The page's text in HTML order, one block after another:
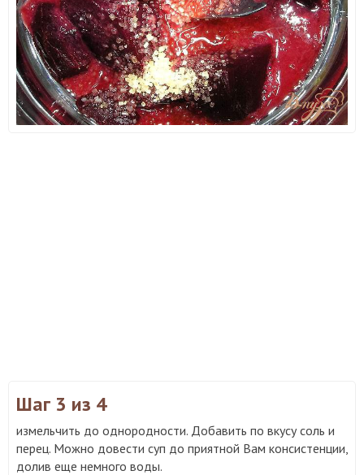
Шаг 3 из 4
измельчить до однородности. Добавить по вкусу соль и
перец. Можно довести суп до приятной Вам консистенции,
долив еще немного воды.